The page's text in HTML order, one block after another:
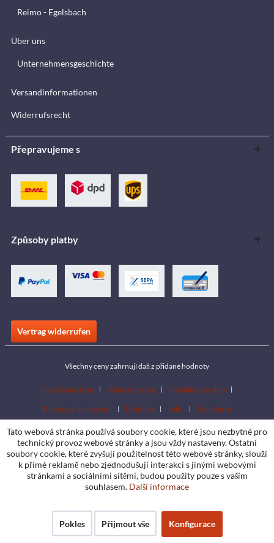
Reimo - Egelsbach
Über uns
Unternehmensgeschichte
Versandinformationen
Widerrufsrecht
Přepravujeme s
Způsoby platby
Vertrag widerrufen
Všechny ceny zahrnují daň z přidané hodnoty
Download area Händlersuche
Händler werden
Katalogy ke stažení
Kontakt Jobs Standorte
Tato webová stránka používá soubory cookie, které jsou nezbytné pro
technický provoz webové stránky a jsou vždy nastaveny. Ostatní
soubory cookie, které zvyšují použitelnost této webové stránky, slouží
k přímé reklamě nebo zjednodušují interakci s jinými webovými
stránkami a sociálními sítěmi, budou použity pouze s vaším
souhlasem. Další informace
Pokles Přijmout vše Konfigurace